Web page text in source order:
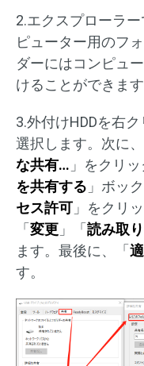
2.エクスプローラ
ピューター用のフ
ダーにはコンピュ
けることができます
3.外付けHDDを右ク
選択します。次に、
な共有… 」をクリ
を共有する 」ボッ
セス許可 」をクリ
「 変更 」「 読み取り
ます。最後に、「
す。